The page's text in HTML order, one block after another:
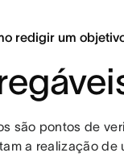
redigir um
são pontos de
a realização